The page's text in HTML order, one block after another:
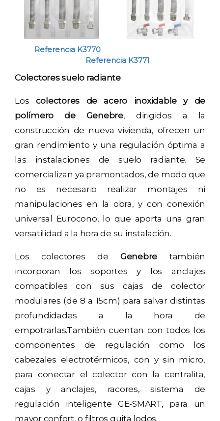
Referencia K3770
Referencia K3771
Colectores suelo radiante
Los colectores de acero inoxidable y de
polímero de Genebre, dirigidos a la
construcción de nueva vivienda, ofrecen un
gran rendimiento y una regulación óptima a
las instalaciones de suelo radiante. Se
comercializan ya premontados, de modo que
no es necesario realizar montajes ni
manipulaciones en la obra, y con conexión
universal Eurocono, lo que aporta una gran
versatilidad a la hora de su instalación.
Los colectores de Genebre también
incorporan los soportes y los anclajes
compatibles con sus cajas de colector
modulares (de 8 a 15cm) para salvar distintas
profundidades a la hora de
empotrarlas.También cuentan con todos los
componentes de regulación como los
cabezales electrotérmicos, con y sin micro,
para conectar el colector con la centralita,
cajas y anclajes, racores, sistema de
regulación inteligente GE-SMART, para un
mayor confort, o filtros quita lodos.